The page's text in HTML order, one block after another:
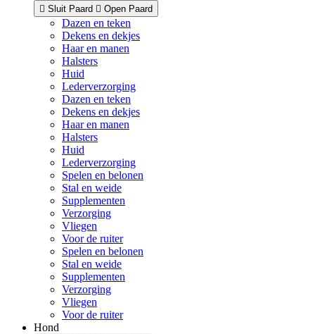
Sluit Paard Open Paard
Dazen en teken
Dekens en dekjes
Haar en manen
Halsters
Huid
Lederverzorging
Dazen en teken
Dekens en dekjes
Haar en manen
Halsters
Huid
Lederverzorging
Spelen en belonen
Stal en weide
Supplementen
Verzorging
Vliegen
Voor de ruiter
Spelen en belonen
Stal en weide
Supplementen
Verzorging
Vliegen
Voor de ruiter
Hond